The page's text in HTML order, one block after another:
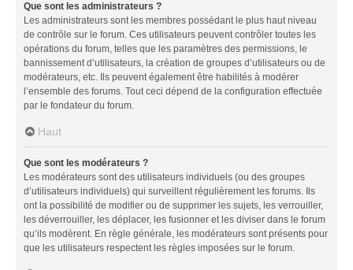
Que sont les administrateurs ?
Les administrateurs sont les membres possédant le plus haut niveau
de contrôle sur le forum. Ces utilisateurs peuvent contrôler toutes les
opérations du forum, telles que les paramètres des permissions, le
bannissement d’utilisateurs, la création de groupes d’utilisateurs ou de
modérateurs, etc. Ils peuvent également être habilités à modérer
l’ensemble des forums. Tout ceci dépend de la configuration effectuée
par le fondateur du forum.
Haut
Que sont les modérateurs ?
Les modérateurs sont des utilisateurs individuels (ou des groupes
d’utilisateurs individuels) qui surveillent régulièrement les forums. Ils
ont la possibilité de modifier ou de supprimer les sujets, les verrouiller,
les déverrouiller, les déplacer, les fusionner et les diviser dans le forum
qu’ils modèrent. En règle générale, les modérateurs sont présents pour
que les utilisateurs respectent les règles imposées sur le forum.